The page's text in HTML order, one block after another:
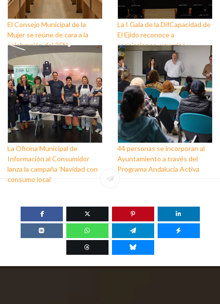
El Consejo Municipal de la
Mujer se reúne de cara a la
celebración del 25N
La I Gala de la DifCapacidad de
El Ejido reconoce a
asociaciones, usuarios y
personas que trabajan a favor
de este colectivo
La Oficina Municipal de
Información al Consumidor
lanza la campaña ‘Navidad con
consumo local’
44 personas se incorporan al
Ayuntamiento a través del
Programa Andalucía Activa